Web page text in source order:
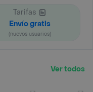
Tarifas
Envío gratis
(nuevos usuarios)
Ver todos